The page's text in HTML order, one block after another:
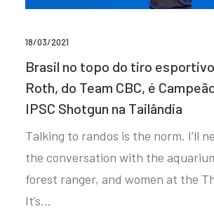
18/03/2021
Brasil no topo do tiro
Roth, do Team CBC, é
IPSC Shotgun na Tailândia
Talking to randos is the norm. I’ll
the conversation with the
forest ranger, and women at the
It’s…